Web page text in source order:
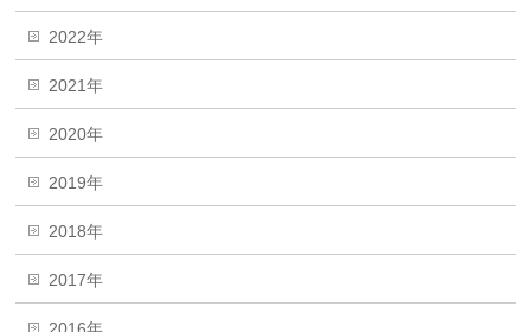
2022年
2021年
2020年
2019年
2018年
2017年